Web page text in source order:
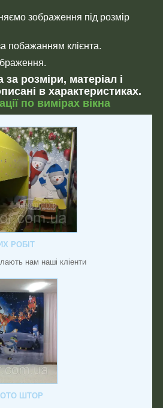
зображення під розмір
побажанням клієнта.
за розміри, матеріал і
в характеристиках.
по вимірах вікна
РОБІТ
нам наші кліенти
ШТОР